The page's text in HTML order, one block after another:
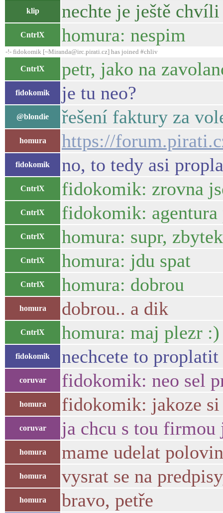
klip nechte je ještě
CntrlX homura: nespim
-!- fidokomik [~Miranda@irc.pirati.cz] has joined #chliv
CntrlX petr, jako na
fidokomik je tu neo?
@blondie řešení faktury za
homura https://
fidokomik no, to tedy asi
CntrlX fidokomik: zrovna
CntrlX fidokomik:
CntrlX homura: supr,
CntrlX homura: jdu spat
CntrlX homura: dobrou
homura dobrou.. a dik
CntrlX homura: maj plezr :)
fidokomik nechcete to
coruvar fidokomik: neo sel
homura fidokomik: jakoze si
coruvar ja chcu s tou
homura mame udelat
homura vysrat se na
homura bravo, petře